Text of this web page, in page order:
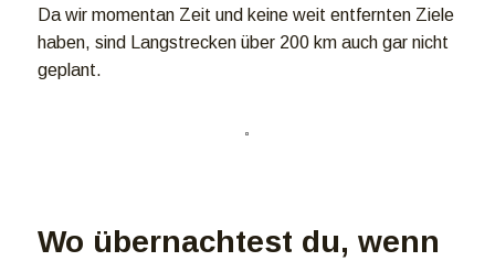
Da wir momentan Zeit und keine weit entfernten Ziele
haben, sind Langstrecken über 200 km auch gar nicht
geplant.
Wo übernachtest du, wenn